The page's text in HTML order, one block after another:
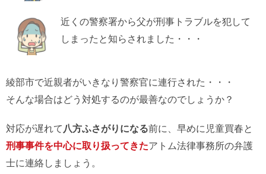
近くの警察署から父が刑事トラブルを犯して
しまったと知らされました・・・
綾部市で近親者がいきなり警察官に連行された・・・
そんな場合はどう対処するのが最善なのでしょうか？
対応が遅れて 八方ふさがりになる前に、早めに児童買春と
刑事事件を中心に取り扱ってきたアトム法律事務所の弁護
士に連絡しましょう。